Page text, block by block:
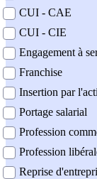
CUI - CAE
CUI - CIE
Engagement à
Franchise
Insertion par
Portage salarial
Profession
Profession
Reprise